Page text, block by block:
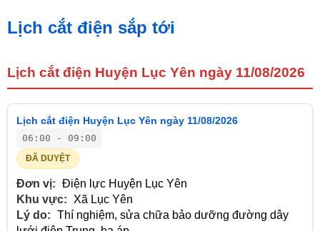
Lịch cắt điện sắp tới
Lịch cắt điện Huyện Lục Yên ngày 11/08/2026
Lịch cắt điện Huyện Lục Yên ngày 11/08/2026
06:00 - 09:00
ĐÃ DUYỆT
Đơn vị: Điện lực Huyện Lục Yên
Khu vực: Xã Lục Yên
Lý do: Thí nghiệm, sửa chữa bảo dưỡng đường dây